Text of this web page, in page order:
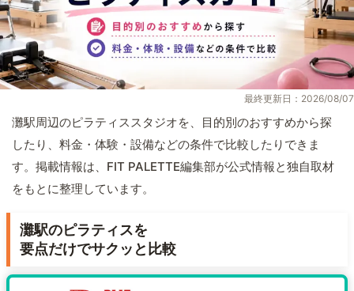
最終更新日：2026/08/07
灘駅周辺のピラティススタジオを、目的別のおすすめから探
したり、料金・体験・設備などの条件で比較したりできま
す。掲載情報は、FIT PALETTE編集部が公式情報と独自取材
をもとに整理しています。
灘駅のピラティスを
要点だけでサクッと比較